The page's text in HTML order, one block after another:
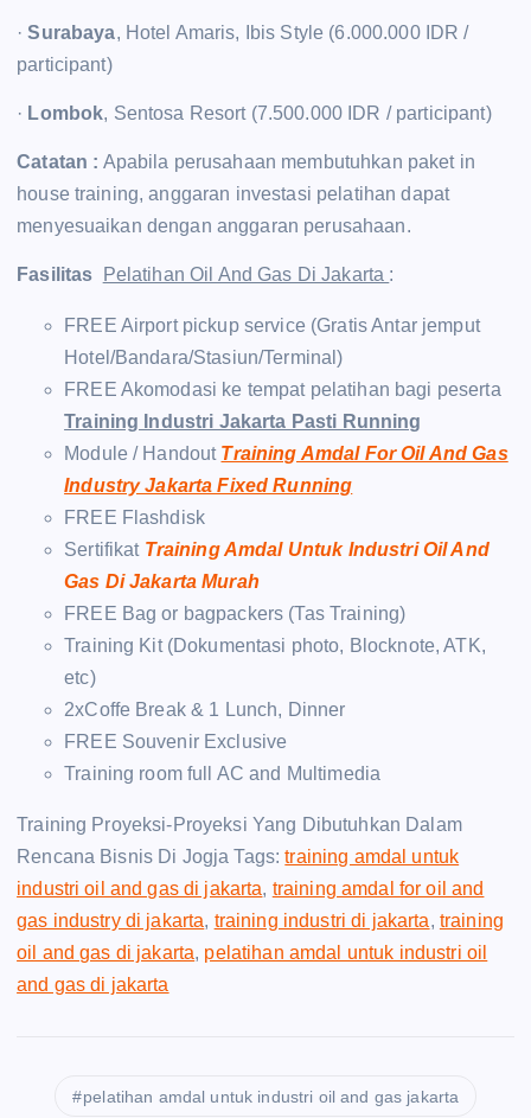
·Surabaya, Hotel Amaris, Ibis Style (6.000.000 IDR /
participant)
· Lombok, Sentosa Resort (7.500.000 IDR / participant)
Catatan : Apabila perusahaan membutuhkan paket in
house training, anggaran investasi pelatihan dapat
menyesuaikan dengan anggaran perusahaan.
Fasilitas Pelatihan Oil And Gas Di Jakarta :
FREE Airport pickup service (Gratis Antar jemput
Hotel/Bandara/Stasiun/Terminal)
FREE Akomodasi ke tempat pelatihan bagi peserta
Training Industri Jakarta Pasti Running
Module / Handout Training Amdal For Oil And Gas
Industry Jakarta Fixed Running
FREE Flashdisk
Sertifikat Training Amdal Untuk Industri Oil And
Gas Di Jakarta Murah
FREE Bag or bagpackers (Tas Training)
Training Kit (Dokumentasi photo, Blocknote, ATK,
etc)
2xCoffe Break & 1 Lunch, Dinner
FREE Souvenir Exclusive
Training room full AC and Multimedia
Training Proyeksi-Proyeksi Yang Dibutuhkan Dalam
Rencana Bisnis Di Jogja Tags:training amdal untuk
industri oil and gas di jakarta, training amdal for oil and
gas industry di jakarta, training industri di jakarta, training
oil and gas di jakarta, pelatihan amdal untuk industri oil
and gas di jakarta
pelatihan amdal untuk industri oil and gas jakarta